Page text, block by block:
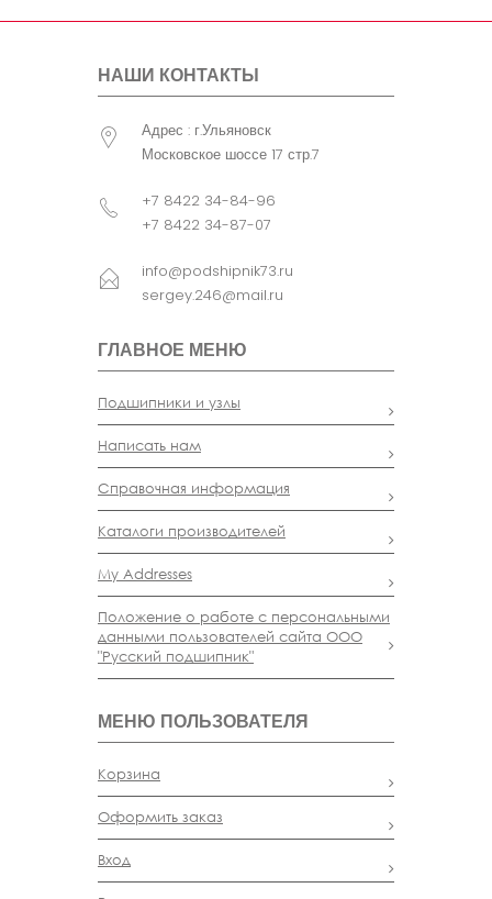
упорным кольцом .
НАШИ КОНТАКТЫ
Адрес : г.Ульяновск
Московское шоссе 17 стр.7
+7 8422 34-84-96
+7 8422 34-87-07
info@podshipnik73.ru
sergey.246@mail.ru
ГЛАВНОЕ МЕНЮ
Подшипники и узлы
Написать нам
Справочная информация
Каталоги производителей
My Addresses
Положение о работе с персональными
данными пользователей сайта ООО
"Русский подшипник"
МЕНЮ ПОЛЬЗОВАТЕЛЯ
Корзина
Оформить заказ
Вход